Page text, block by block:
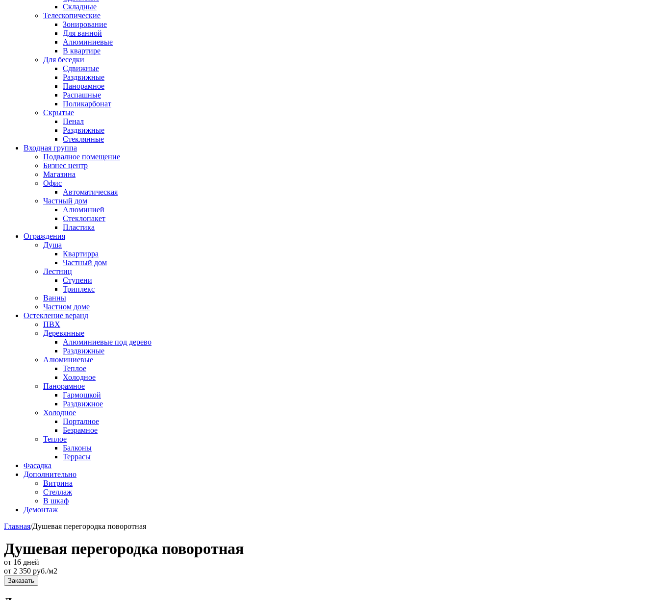
Складные
Телескопические
Зонирование
Для ванной
Алюминиевые
В квартире
Для беседки
Сдвижные
Раздвижные
Панорамное
Распашные
Поликарбонат
Скрытые
Пенал
Раздвижные
Стеклянные
Входная группа
Подвалное помещение
Бизнес центр
Магазина
Офис
Автоматическая
Частный дом
Алюминией
Стеклопакет
Пластика
Ограждения
Душа
Квартирра
Частный дом
Лестниц
Ступени
Триплекс
Ванны
Частном доме
Остекление веранд
ПВХ
Деревянные
Алюминиевые под дерево
Раздвижные
Алюминиевые
Теплое
Холодное
Панорамное
Гармошкой
Раздвижное
Холодное
Порталное
Безрамное
Теплое
Балконы
Террасы
Фасадка
Дополнительно
Витрина
Стеллаж
В шкаф
Демонтаж
Главная/Душевая перегородка поворотная
Душевая перегородка поворотная
от 16 дней
от 2 350 руб./м2
Заказать